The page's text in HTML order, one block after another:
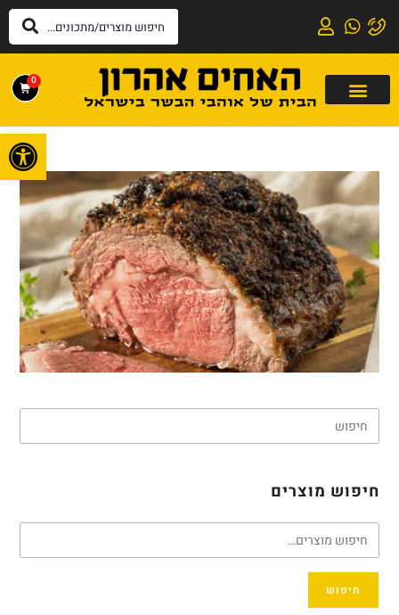
0
חיפוש מוצרים
חיפוש